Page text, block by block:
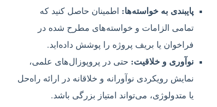
پایبندی به خواسته‌ها: اطمینان حاصل کنید که
تمامی الزامات و خواسته‌های مطرح شده در
فراخوان یا بریف پروژه را پوشش داده‌اید.
نوآوری و خلاقیت: حتی در پروپوزال‌های علمی،
نمایش رویکردی نوآورانه و خلاقانه در ارائه راه‌حل
یا متدولوژی، می‌تواند امتیاز بزرگی باشد.